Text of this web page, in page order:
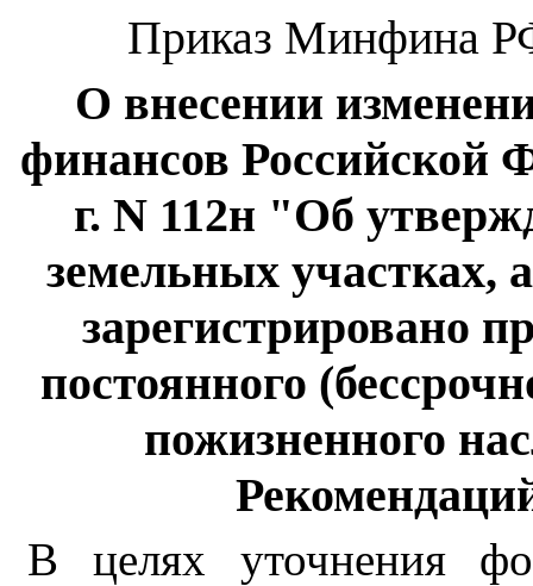
Приказ Минфина
О внесении
финансов Российской
г. N 112н "Об
земельных участках,
зарегистрировано
постоянного
пожизненного
В целях уточнения